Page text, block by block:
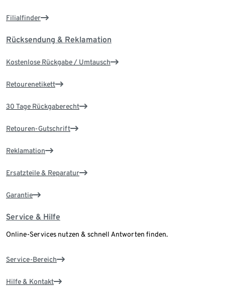
Filialfinder
Rücksendung & Reklamation
Kostenlose Rückgabe / Umtausch
Retourenetikett
30 Tage Rückgaberecht
Retouren-Gutschrift
Reklamation
Ersatzteile & Reparatur
Garantie
Service & Hilfe
Online-Services nutzen & schnell Antworten finden.
Service-Bereich
Hilfe & Kontakt